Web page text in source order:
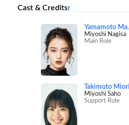
Cast & Creditst
Miyoshi Nagisa
Main Role
Takimoto Miori
Miyoshi Saho
Support Role